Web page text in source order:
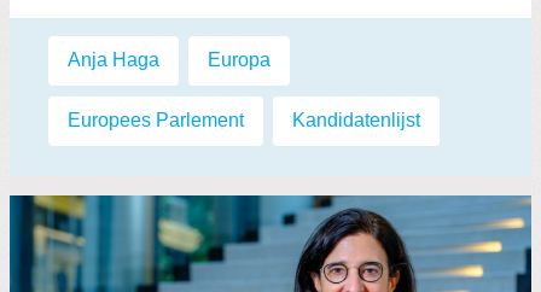
Labels:
Anja Haga Europa
Europees Parlement Kandidatenlijst